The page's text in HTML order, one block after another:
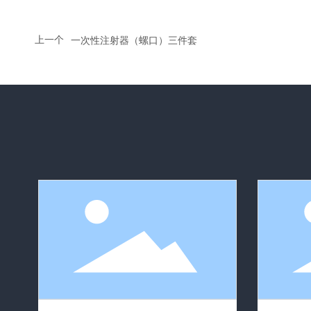
上一个 一次性注射器（螺口）三件套